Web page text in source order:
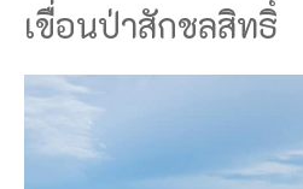
เขื่อนป่าสักชลสิทธิ์